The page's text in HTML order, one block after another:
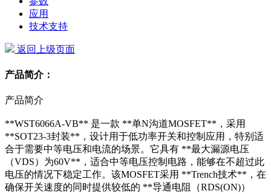
应用
技术支持
返回上级页面
产品简介：
产品简介
**WST6066A-VB** 是一款 **单N沟道MOSFET**，采用
**SOT23-3封装**，设计用于低功率开关和控制应用，特别适
合于需要中等电压和电流的场景。它具有 **最大漏源电压
（VDS）为60V**，适合中等电压控制电路，能够在不超过此
电压的情况下稳定工作。该MOSFET采用 **Trench技术**，在
确保开关速度的同时提供较低的 **导通电阻（RDS(ON)）